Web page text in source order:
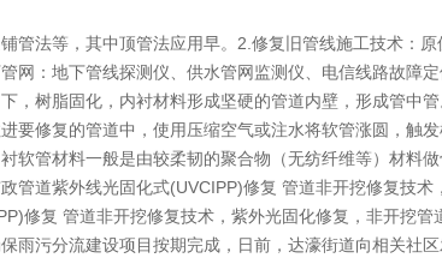
管法等，其中顶管法应用早。2.修复旧管线施工技术：
网：地下管线探测仪、供水管网监测仪、电信线路故障
，树脂固化，内衬材料形成坚硬的管道内壁，形成管中
要修复的管道中，使用压缩空气或注水将软管涨圆，触
软管材料一般是由较柔韧的聚合物（无纺纤维等）材料做
管道紫外线光固化式(UVCIPP)修复 管道非开挖修复技
修复 管道非开挖修复技术，紫外光固化修复，非开挖管
雨污分流建设项目按期完成，日前，达濠街道向相关社